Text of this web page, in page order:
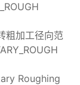
粗加工径向范
Roughing